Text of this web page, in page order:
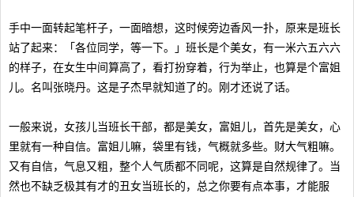
手中一面转起笔杆子，一面暗想，这时候旁边香风一扑，原来是班长
站了起来：「各位同学，等一下。」班长是个美女，有一米六五六六
的样子，在女生中间算高了，看打扮穿着，行为举止，也算是个富姐
儿。名叫张晓丹。这是子杰早就知道了的。刚才还说了话。
一般来说，女孩儿当班长干部，都是美女，富姐儿，首先是美女，心
里就有一种自信。富姐儿嘛，袋里有钱，气概就多些。财大气粗嘛。
又有自信，气息又粗，整个人气质都不同呢，这算是自然规律了。当
然也不缺乏极其有才的丑女当班长的，总之你要有点本事，才能服